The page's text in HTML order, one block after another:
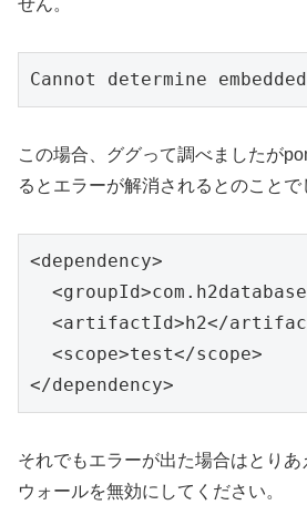
せん。
Cannot determine
この場合、ググって調べましたが
るとエラーが解消されるとのことで
<dependency>
<artifactId>h2</
  <scope>test</scope>
</dependency>
それでもエラーが出た場合はとり
ウォールを無効にしてください。